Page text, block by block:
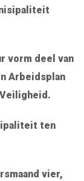
vorm deel van
Arbeidsplan
ten
vier,